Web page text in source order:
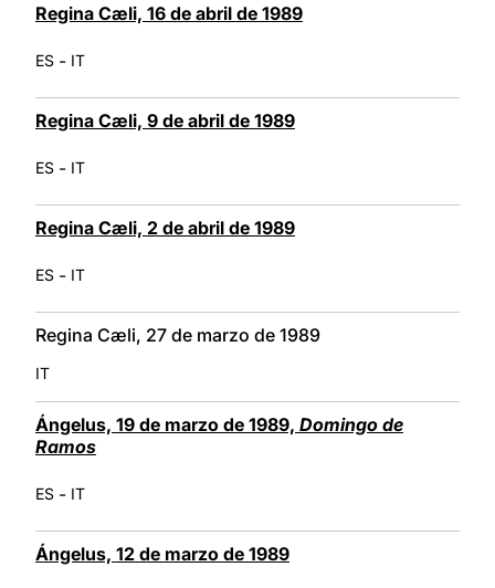
Regina Cæli, 16 de abril de 1989
ES - IT
Regina Cæli, 9 de abril de 1989
ES - IT
Regina Cæli, 2 de abril de 1989
ES - IT
Regina Cæli, 27 de marzo de 1989
IT
Ángelus, 19 de marzo de 1989, Domingo de
Ramos
ES - IT
Ángelus, 12 de marzo de 1989